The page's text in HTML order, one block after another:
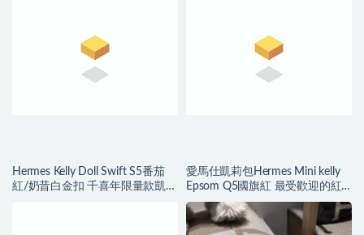
Hermes Kelly Doll Swift S5番茄
紅/奶昔白金扣 千喜年限量款凱莉
愛馬仕凱莉包Hermes Mini kelly
Epsom Q5國旗紅 最受歡迎的紅
色金扣